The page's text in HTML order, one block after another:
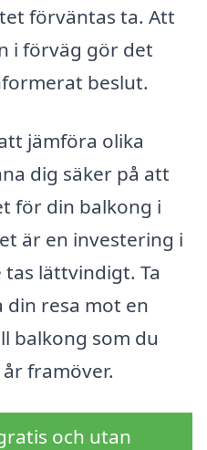
förväntas ta. Att
i förväg gör det
beslut.
jämföra olika
dig säker på att
för din balkong i
är en investering i
lättvindigt. Ta
din resa mot en
balkong som du
framöver.
och utan